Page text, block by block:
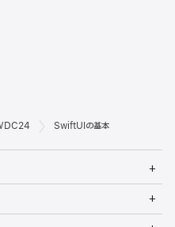
SwiftUIの基本
ュ
を
ュ